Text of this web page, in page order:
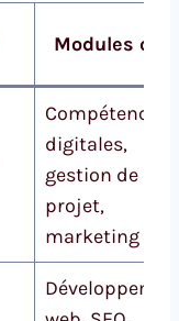
Modules clés
Compétences
digitales,
gestion de
projet,
marketing